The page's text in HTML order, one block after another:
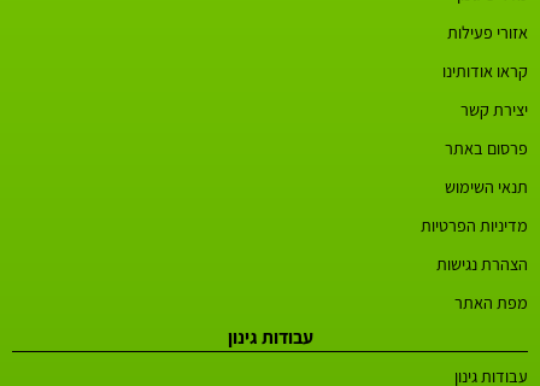
אזורי פעילות
קראו אודותינו
יצירת קשר
פרסום באתר
תנאי השימוש
מדיניות הפרטיות
הצהרת נגישות
מפת האתר
עבודות גינון
עבודות גינון